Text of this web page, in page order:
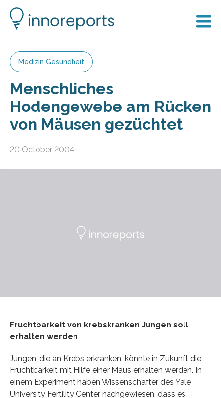
Medizin Gesundheit
Menschliches
Hodengewebe am Rücken
von Mäusen gezüchtet
20 October 2004
Fruchtbarkeit von krebskranken Jungen soll
erhalten werden
Jungen, die an Krebs erkranken, könnte in Zukunft die
Fruchtbarkeit mit Hilfe einer Maus erhalten werden. In
einem Experiment haben Wissenschafter des Yale
University Fertility Center nachgewiesen, dass es